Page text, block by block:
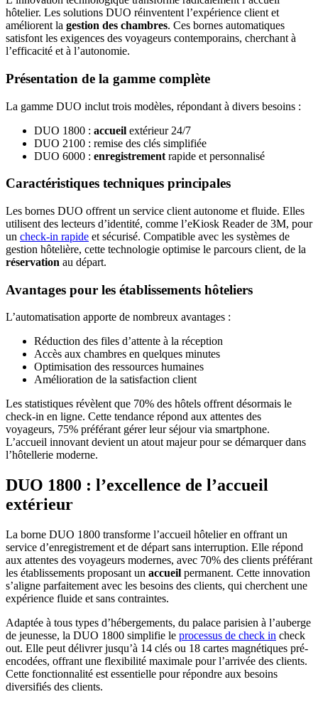
hôtelier. Les solutions DUO réinventent l’expérience client et
améliorent la gestion des chambres. Ces bornes automatiques
satisfont les exigences des voyageurs contemporains, cherchant à
l’efficacité et à l’autonomie.
Présentation de la gamme complète
La gamme DUO inclut trois modèles, répondant à divers besoins :
DUO 1800 : accueil extérieur 24/7
DUO 2100 : remise des clés simplifiée
DUO 6000 : enregistrement rapide et personnalisé
Caractéristiques techniques principales
Les bornes DUO offrent un service client autonome et fluide. Elles
utilisent des lecteurs d’identité, comme l’eKiosk Reader de 3M, pour
un check-in rapide et sécurisé. Compatible avec les systèmes de
gestion hôtelière, cette technologie optimise le parcours client, de la
réservation au départ.
Avantages pour les établissements hôteliers
L’automatisation apporte de nombreux avantages :
Réduction des files d’attente à la réception
Accès aux chambres en quelques minutes
Optimisation des ressources humaines
Amélioration de la satisfaction client
Les statistiques révèlent que 70% des hôtels offrent désormais le
check-in en ligne. Cette tendance répond aux attentes des
voyageurs, 75% préférant gérer leur séjour via smartphone.
L’accueil innovant devient un atout majeur pour se démarquer dans
l’hôtellerie moderne.
DUO 1800 : l’excellence de l’accueil
extérieur
La borne DUO 1800 transforme l’accueil hôtelier en offrant un
service d’enregistrement et de départ sans interruption. Elle répond
aux attentes des voyageurs modernes, avec 70% des clients préférant
les établissements proposant un accueil permanent. Cette innovation
s’aligne parfaitement avec les besoins des clients, qui cherchent une
expérience fluide et sans contraintes.
Adaptée à tous types d’hébergements, du palace parisien à l’auberge
de jeunesse, la DUO 1800 simplifie le processus de check in check
out. Elle peut délivrer jusqu’à 14 clés ou 18 cartes magnétiques pré-
encodées, offrant une flexibilité maximale pour l’arrivée des clients.
Cette fonctionnalité est essentielle pour répondre aux besoins
diversifiés des clients.